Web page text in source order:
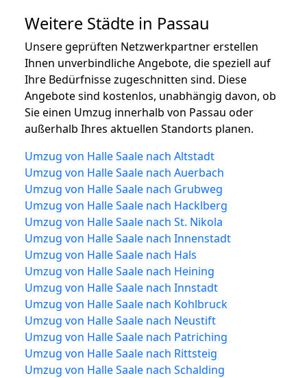
Weitere Städte in Passau
Unsere geprüften Netzwerkpartner erstellen
Ihnen unverbindliche Angebote, die speziell auf
Ihre Bedürfnisse zugeschnitten sind. Diese
Angebote sind kostenlos, unabhängig davon, ob
Sie einen Umzug innerhalb von Passau oder
außerhalb Ihres aktuellen Standorts planen.
Umzug von Halle Saale nach Altstadt
Umzug von Halle Saale nach Auerbach
Umzug von Halle Saale nach Grubweg
Umzug von Halle Saale nach Hacklberg
Umzug von Halle Saale nach St. Nikola
Umzug von Halle Saale nach Innenstadt
Umzug von Halle Saale nach Hals
Umzug von Halle Saale nach Heining
Umzug von Halle Saale nach Innstadt
Umzug von Halle Saale nach Kohlbruck
Umzug von Halle Saale nach Neustift
Umzug von Halle Saale nach Patriching
Umzug von Halle Saale nach Rittsteig
Umzug von Halle Saale nach Schalding